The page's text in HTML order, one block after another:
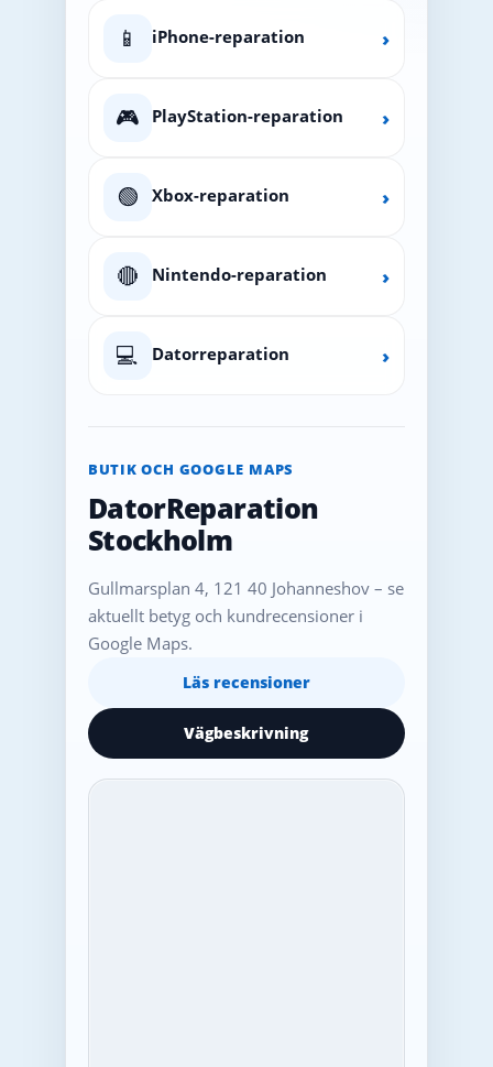
📱 iPhone-reparation ›
🎮 PlayStation-reparation ›
🟢 Xbox-reparation ›
🔴 Nintendo-reparation ›
💻 Datorreparation ›
BUTIK OCH GOOGLE MAPS
DatorReparation
Stockholm
Gullmarsplan 4, 121 40 Johanneshov – se
aktuellt betyg och kundrecensioner i
Google Maps.
Läs recensioner
Vägbeskrivning